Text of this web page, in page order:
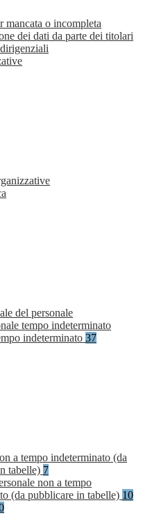
mancata o incompleta
dei dati da parte dei titolari
del personale
tempo indeterminato
indeterminato 37
a tempo indeterminato (da
tabelle) 7
non a tempo
(da pubblicare in tabelle) 10